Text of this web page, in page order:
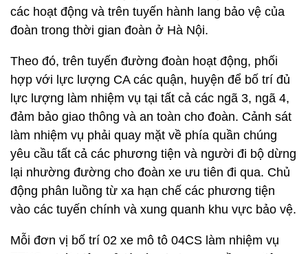
các hoạt động và trên tuyến hành lang bảo vệ của
đoàn trong thời gian đoàn ở Hà Nội.
Theo đó, trên tuyến đường đoàn hoạt động, phối
hợp với lực lượng CA các quận, huyện để bố trí đủ
lực lượng làm nhiệm vụ tại tất cả các ngã 3, ngã 4,
đảm bảo giao thông và an toàn cho đoàn. Cảnh sát
làm nhiệm vụ phải quay mặt về phía quần chúng
yêu cầu tất cả các phương tiện và người đi bộ dừng
lại nhường đường cho đoàn xe ưu tiên đi qua. Chủ
động phân luồng từ xa hạn chế các phương tiện
vào các tuyến chính và xung quanh khu vực bảo vệ.
Mỗi đơn vị bố trí 02 xe mô tô 04CS làm nhiệm vụ